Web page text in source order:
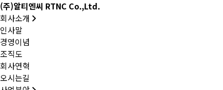
(주)알티엔씨 RTNC Co.,Ltd.
회사소개
인사말
경영이념
조직도
회사연혁
오시는길